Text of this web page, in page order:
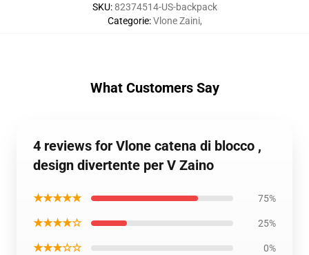
SKU:82374514-US-backpack
Categorie:Vlone Zaini,
What Customers Say
4 reviews for Vlone catena di blocco ,
design divertente per V Zaino
★★★★★ 75%
★★★★☆ 25%
★★★☆☆ 0%